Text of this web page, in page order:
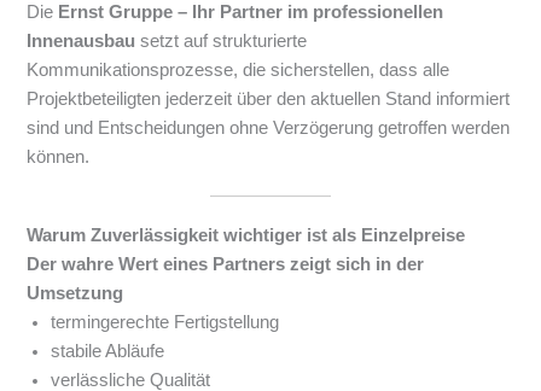
Die Ernst Gruppe – Ihr Partner im professionellen
Innenausbau setzt auf strukturierte
Kommunikationsprozesse, die sicherstellen, dass alle
Projektbeteiligten jederzeit über den aktuellen Stand informiert
sind und Entscheidungen ohne Verzögerung getroffen werden
können.
Warum Zuverlässigkeit wichtiger ist als Einzelpreise
Der wahre Wert eines Partners zeigt sich in der
Umsetzung
termingerechte Fertigstellung
stabile Abläufe
verlässliche Qualität